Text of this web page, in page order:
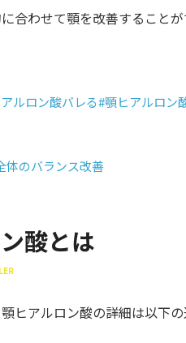
合わせて顎を改善することが
ルロン酸バレる#顎ヒアルロン
体のバランス改善
酸とは
ヒアルロン酸の詳細は以下の